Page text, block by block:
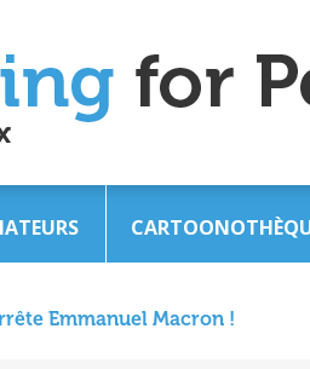
Emmanuel Macron !